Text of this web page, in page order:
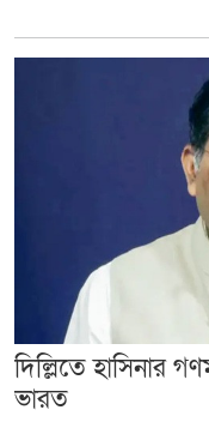
দিল্লিতে হাসিনার
ভারত